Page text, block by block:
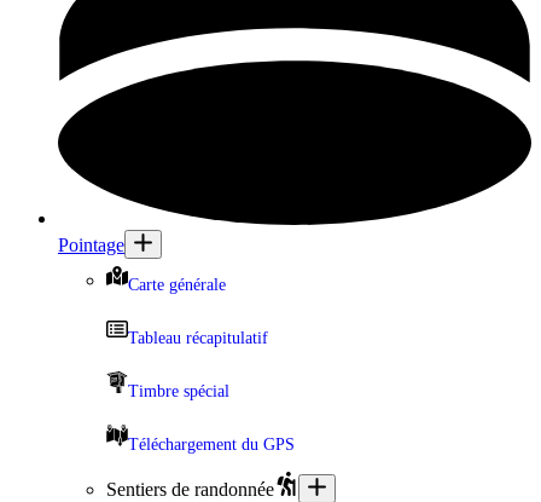
Pointage
Carte générale
Tableau récapitulatif
Timbre spécial
Téléchargement du GPS
Sentiers de randonnée